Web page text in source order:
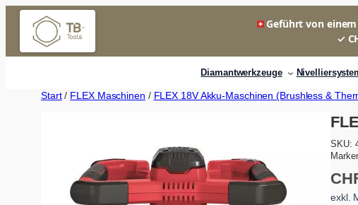
Zum
springen
Geführt von
✓
Diamantwerkzeuge
Start/ FLEX Maschinen / FLEX 18V Akku-Maschinen (Brushless &
exkl.
SKU: